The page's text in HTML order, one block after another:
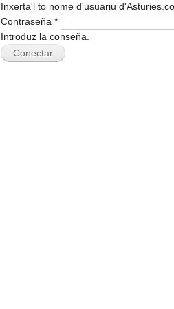
Inxerta'l to nome d'usuariu
Contraseña *
Introduz la conseña.